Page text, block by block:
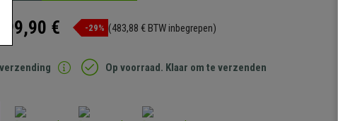
399,90 € -29% (483,88 € BTW inbegrepen)
Op voorraad. Klaar om te verzenden